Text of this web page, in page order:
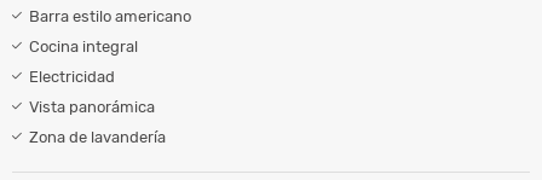
Barra estilo americano
Cocina integral
Electricidad
Vista panorámica
Zona de lavandería